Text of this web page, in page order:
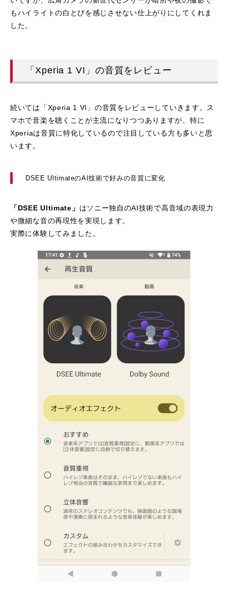
もハイライトの白とびを感じさせない仕上がりにしてくれま
した。
「Xperia 1 VI」の音質をレビュー
続いては「Xperia 1 VI」の音質をレビューしていきます。ス
マホで音楽を聴くことが主流になりつつありますが、特に
Xperiaは音質に特化しているので注目している方も多いと思
います。
DSEE UltimateのAI技術で好みの音質に変化
「DSEE Ultimate」 はソニー独自のAI技術で高音域の表現力
や微細な音の再現性を実現します。
実際に体験してみました。